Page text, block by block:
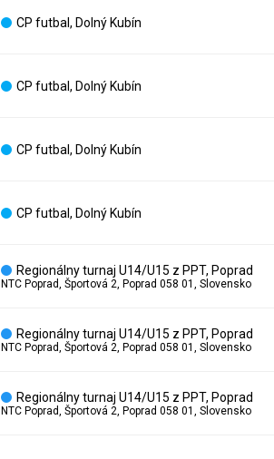
CP futbal, Dolný Kubín
CP futbal, Dolný Kubín
CP futbal, Dolný Kubín
CP futbal, Dolný Kubín
Regionálny turnaj U14/U15 z PPT, Poprad
NTC Poprad, Športová 2, Poprad 058 01, Slovensko
Regionálny turnaj U14/U15 z PPT, Poprad
NTC Poprad, Športová 2, Poprad 058 01, Slovensko
Regionálny turnaj U14/U15 z PPT, Poprad
NTC Poprad, Športová 2, Poprad 058 01, Slovensko